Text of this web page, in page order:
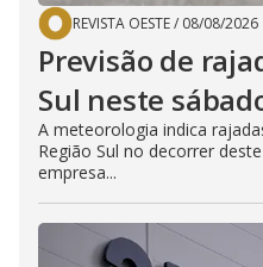
REVISTA OESTE/ 08/08/2026
Previsão de
Sul neste
A meteorologia indica
Região Sul no decorrer
empresa...